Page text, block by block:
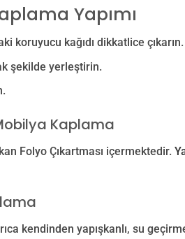
Yapımı
koruyucu kağıdı dikkatlice çıkarın.
şekilde yerleştirin.
Kaplama
Folyo Çıkartması içermektedir.
kendinden yapışkanlı, su